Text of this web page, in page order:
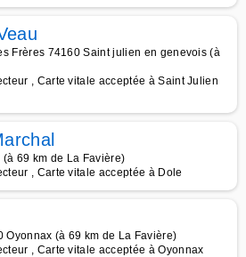
Frères 74160 Saint julien en genevois (à
, Carte vitale acceptée à Saint Julien
69 km de La Favière)
, Carte vitale acceptée à Dole
Oyonnax (à 69 km de La Favière)
, Carte vitale acceptée à Oyonnax